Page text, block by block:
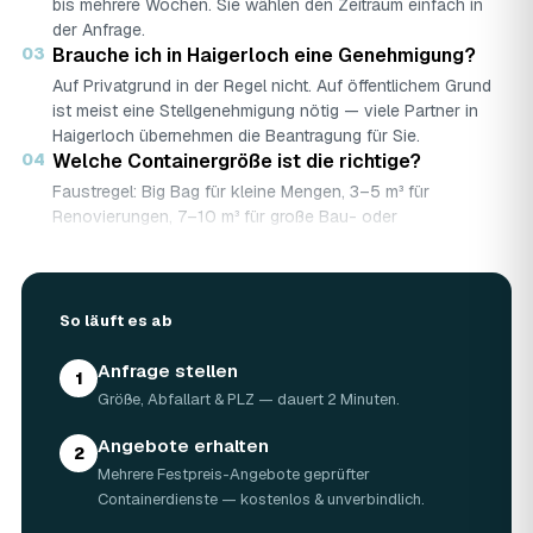
bis mehrere Wochen. Sie wählen den Zeitraum einfach in
der Anfrage.
03 Brauche ich in Haigerloch eine Genehmigung?
Auf Privatgrund in der Regel nicht. Auf öffentlichem Grund
ist meist eine Stellgenehmigung nötig — viele Partner in
Haigerloch übernehmen die Beantragung für Sie.
04 Welche Containergröße ist die richtige?
Faustregel: Big Bag für kleine Mengen, 3–5 m³ für
Renovierungen, 7–10 m³ für große Bau- oder
Was darf rein — und was nicht?
Grünschnitt, Holz …). Sondermüll wie Asbest braucht eine
Was kostet ein Container in Haigerloch?
Laut Marktrecherche (keine AWL-eigenen Auftragsdaten):
300–1.100 € — abhängig von Abfallart, Region und
Standzeit (Details in der Marktübersicht unten). Ihren
verbindlichen Festpreis für Haigerloch nennt Ihnen der
So läuft es ab
1 Anfrage stellen
Größe, Abfallart & PLZ — dauert 2 Minuten.
2 Angebote erhalten
Mehrere Festpreis-Angebote geprüfter
Containerdienste — kostenlos & unverbindlich.